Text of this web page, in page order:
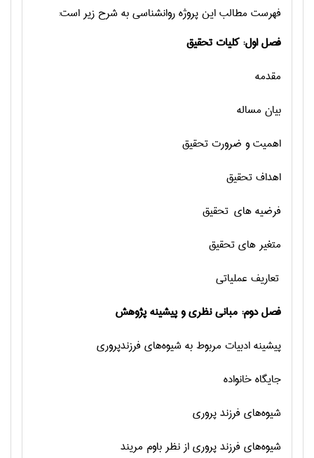
فهرست مطالب این پروژه روانشناسی به شرح زیر است:
فصل اول: کلیات تحقیق
مقدمه
بیان مساله
اهمیت و ضرورت تحقیق
اهداف تحقیق
فرضیه های تحقیق
متغیر های تحقیق
تعاریف عملیاتی
فصل دوم: مبانی نظری و پیشینه پژوهش
پیشینه ادبیات مربوط به شیوه‌های فرزندپروری
جایگاه خانواده
شیوه‌های فرزند پروری
شیوه‌های فرزند پروری از نظر باوم مریند